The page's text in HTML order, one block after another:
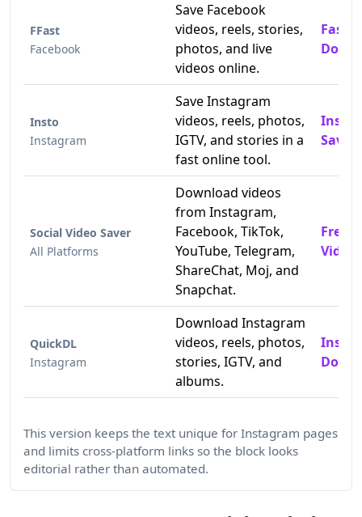
FFast
Facebook
Save Facebook
videos, reels, stories,
photos, and live
videos online.
Fast
Insto
Instagram
Save Instagram
videos, reels, photos,
IGTV, and stories in a
fast online tool.
Saver
Social Video Saver
All Platforms
Download videos
from Instagram,
Facebook, TikTok,
YouTube, Telegram,
ShareChat, Moj, and
Snapchat.
Free
Video
QuickDL
Instagram
Download Instagram
videos, reels, photos,
stories, IGTV, and
albums.
This version keeps the text unique for Instagram pages
and limits cross-platform links so the block looks
editorial rather than automated.